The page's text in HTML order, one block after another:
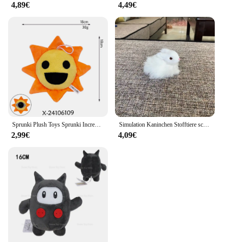
4,89€ 4,49€
Sprunki Plush Toys Sprunki Incredibox Plush Doll Sprunki Game Cartoon Pillow Kids Birthday Gifts Stuffed Dolls Christmas Gift
2,99€
Simulation Kaninchen Stofftiere schöne lebensechte Kaninchen Simulation Tier puppe Plüsch tier Kinder Dekorationen Handwerk Geburtstags geschenk
4,09€